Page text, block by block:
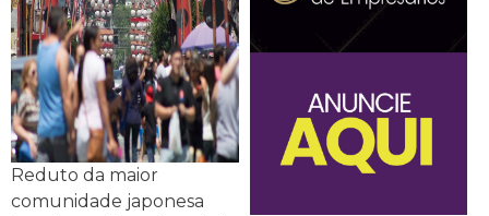
Reduto da maior
comunidade japonesa